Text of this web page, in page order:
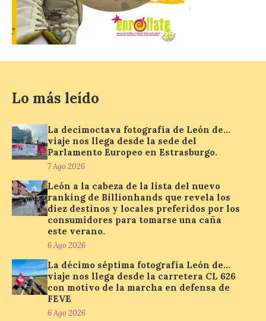
7 Ago 2026
cumplido o cumplan 18
https://bonoculturajoven.gob.es/ hasta el
para consumir productos culturales como
[…]
El Gobierno de España
lanza un visor web para
localizar y disfrutar del
eclipse solar del 12 de
agosto con seguridad
Se trata de un visor web
posición exacta del Sol y
Lo más leído
La decimoctava fotografía de León de…
viaje nos llega desde la sede del
Parlamento Europeo en Estrasburgo.
7 Ago 2026
León a la cabeza de la lista del nuevo
ranking de Billionhands que revela los
diez destinos y locales preferidos por los
consumidores para tomarse una caña
este verano.
6 Ago 2026
La décimo séptima fotografía León de…
viaje nos llega desde la carretera CL 626
con motivo de la marcha en defensa de
FEVE
6 Ago 2026